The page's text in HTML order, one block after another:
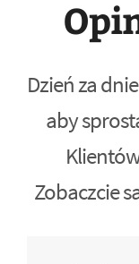
Dzień za
aby
Zobaczcie